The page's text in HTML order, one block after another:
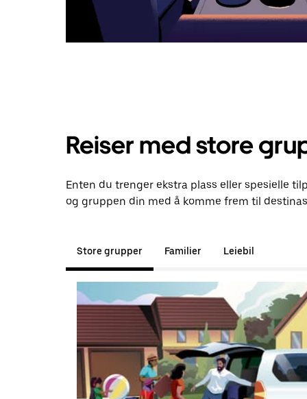
Reiser med store
Enten du trenger ekstra plass eller spesielle
og gruppen din med å komme frem til
Store grupper Familier Leiebil